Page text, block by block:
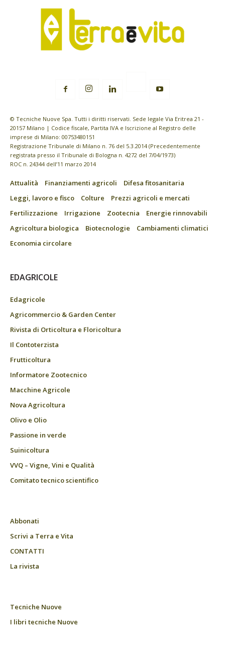
© Tecniche Nuove Spa. Tutti i diritti riservati. Sede legale Via Eritrea 21 -
20157 Milano | Codice fiscale, Partita IVA e Iscrizione al Registro delle
imprese di Milano: 00753480151
Registrazione Tribunale di Milano n. 76 del 5.3.2014 (Precedentemente
registrata presso il Tribunale di Bologna n. 4272 del 7/04/1973)
ROC n. 24344 dell’11 marzo 2014
Attualità Finanziamenti agricoli
Difesa fitosanitaria
Leggi, lavoro e fisco
Colture
Prezzi agricoli e mercati
Fertilizzazione
Irrigazione Zootecnia
Energie rinnovabili
Agricoltura biologica
Biotecnologie
Cambiamenti climatici
Economia circolare
EDAGRICOLE
Edagricole
Agricommercio & Garden Center
Rivista di Orticoltura e Floricoltura
Il Contoterzista
Frutticoltura
Informatore Zootecnico
Macchine Agricole
Nova Agricoltura
Olivo e Olio
Passione in verde
Suinicoltura
VVQ – Vigne, Vini e Qualità
Comitato tecnico scientifico
Abbonati
Scrivi a Terra e Vita
CONTATTI
La rivista
Tecniche Nuove
I libri tecniche Nuove